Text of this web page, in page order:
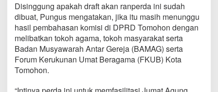
a
a
n
Disinggung apakah draft akan ranperda ini sudah
dibuat, Pungus mengatakan, jika itu masih menunggu
hasil pembahasan komisi di DPRD Tomohon dengan
melibatkan tokoh agama, tokoh masyarakat serta
Badan Musyawarah Antar Gereja (BAMAG) serta
Forum Kerukunan Umat Beragama (FKUB) Kota
Tomohon.